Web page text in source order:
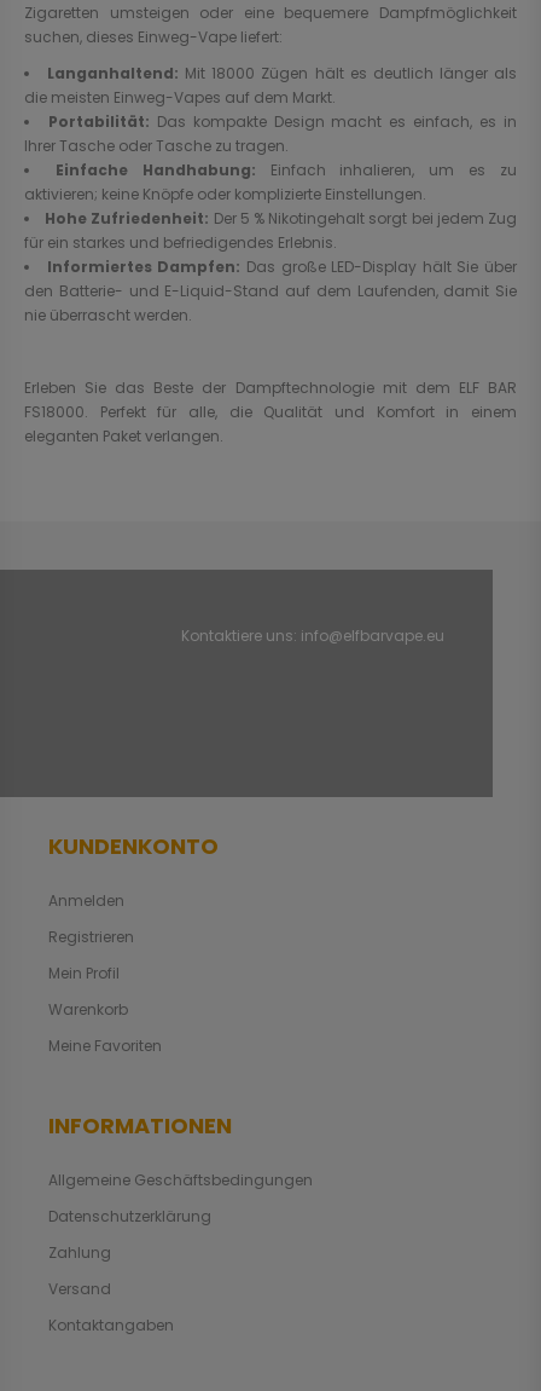
Zigaretten umsteigen oder eine bequemere Dampfmöglichkeit
suchen, dieses Einweg-Vape liefert:
Langanhaltend: Mit 18000 Zügen hält es deutlich länger als
die meisten Einweg-Vapes auf dem Markt.
Portabilität: Das kompakte Design macht es einfach, es in
Ihrer Tasche oder Tasche zu tragen.
Einfache Handhabung: Einfach inhalieren, um es zu
aktivieren; keine Knöpfe oder komplizierte Einstellungen.
Hohe Zufriedenheit: Der 5 % Nikotingehalt sorgt bei jedem Zug
für ein starkes und befriedigendes Erlebnis.
Informiertes Dampfen: Das große LED-Display hält Sie über
den Batterie- und E-Liquid-Stand auf dem Laufenden, damit Sie
nie überrascht werden.
Erleben Sie das Beste der Dampftechnologie mit dem ELF BAR
FS18000. Perfekt für alle, die Qualität und Komfort in einem
eleganten Paket verlangen.
Kontaktiere uns: info@elfbarvape.eu
KUNDENKONTO
Anmelden
Registrieren
Mein Profil
Warenkorb
Meine Favoriten
INFORMATIONEN
Allgemeine Geschäftsbedingungen
Datenschutzerklärung
Zahlung
Versand
Kontaktangaben